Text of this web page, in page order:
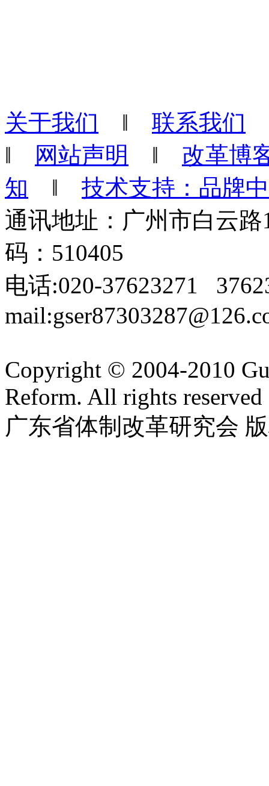
关于我们 ‖ 联系我们
‖
网站声明 ‖ 改革博
知 ‖ 技术支持：品牌
通讯地址：广州市白云
码：510405
电话:020-37623271
Copyright © 2004-2010
Reform. All rights reserved
广东省体制改革研究会